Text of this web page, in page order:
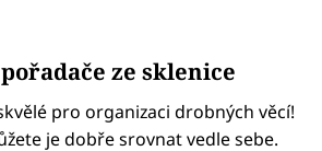
ze sklenice
pro organizaci drobných věcí!
je dobře srovnat vedle sebe.